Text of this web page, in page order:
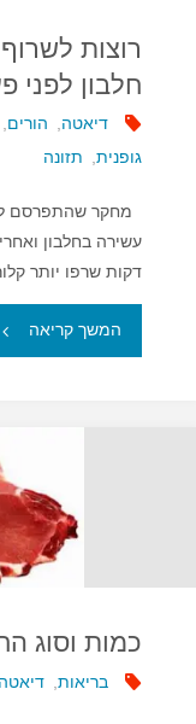
רוצות
חלבון לפני
דיאטה, הורים,
גופנית, תזונה
מחקר שהתפרסם
דקות שרפו יותר
המשך קריאה
אכלו
יותר
לפני
כמות וסוג
בריאות דיאטה